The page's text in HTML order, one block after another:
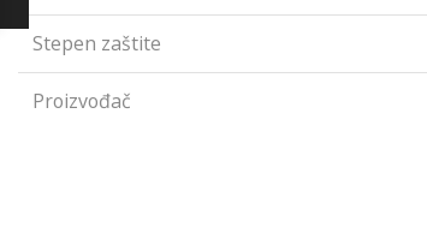
Stepen zaštite
Proizvođač